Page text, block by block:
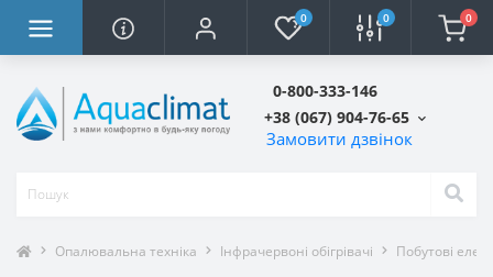
0 0 0
0-800-333-146
+38 (067) 904-76-65
Замовити дзвінок
Опалювальна техніка Інфрачервоні обігрівачі Побутові